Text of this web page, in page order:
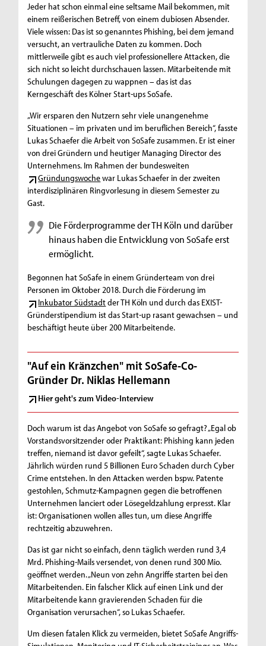
Jeder hat schon einmal eine seltsame Mail bekommen, mit
einem reißerischen Betreff, von einem dubiosen Absender.
Viele wissen: Das ist so genanntes Phishing, bei dem jemand
versucht, an vertrauliche Daten zu kommen. Doch
mittlerweile gibt es auch viel professionellere Attacken, die
sich nicht so leicht durchschauen lassen. Mitarbeitende mit
Schulungen dagegen zu wappnen – das ist das
Kerngeschäft des Kölner Start-ups SoSafe.
„Wir ersparen den Nutzern sehr viele unangenehme
Situationen – im privaten und im beruflichen Bereich“, fasste
Lukas Schaefer die Arbeit von SoSafe zusammen. Er ist einer
von drei Gründern und heutiger Managing Director des
Unternehmens. Im Rahmen der bundesweiten
Gründungswochewar Lukas Schaefer in der zweiten
interdisziplinären Ringvorlesung in diesem Semester zu
Gast.
Die Förderprogramme der TH Köln und darüber
hinaus haben die Entwicklung von SoSafe erst
ermöglicht.
Begonnen hat SoSafe in einem Gründerteam von drei
Personen im Oktober 2018. Durch die Förderung im
Inkubator Südstadtder TH Köln und durch das EXIST-
Gründerstipendium ist das Start-up rasant gewachsen – und
beschäftigt heute über 200 Mitarbeitende.
"Auf ein Kränzchen" mit SoSafe-Co-
Gründer Dr. Niklas Hellemann
Hier geht's zum Video-Interview
Doch warum ist das Angebot von SoSafe so gefragt? „Egal ob
Vorstandsvorsitzender oder Praktikant: Phishing kann jeden
treffen, niemand ist davor gefeilt“, sagte Lukas Schaefer.
Jährlich würden rund 5 Billionen Euro Schaden durch Cyber
Crime entstehen. In den Attacken werden bspw. Patente
gestohlen, Schmutz-Kampagnen gegen die betroffenen
Unternehmen lanciert oder Lösegeldzahlung erpresst. Klar
ist: Organisationen wollen alles tun, um diese Angriffe
rechtzeitig abzuwehren.
Das ist gar nicht so einfach, denn täglich werden rund 3,4
Mrd. Phishing-Mails versendet, von denen rund 300 Mio.
geöffnet werden. „Neun von zehn Angriffe starten bei den
Mitarbeitenden. Ein falscher Klick auf einen Link und der
Mitarbeitende kann gravierenden Schaden für die
Organisation verursachen“, so Lukas Schaefer.
Um diesen fatalen Klick zu vermeiden, bietet SoSafe Angriffs-